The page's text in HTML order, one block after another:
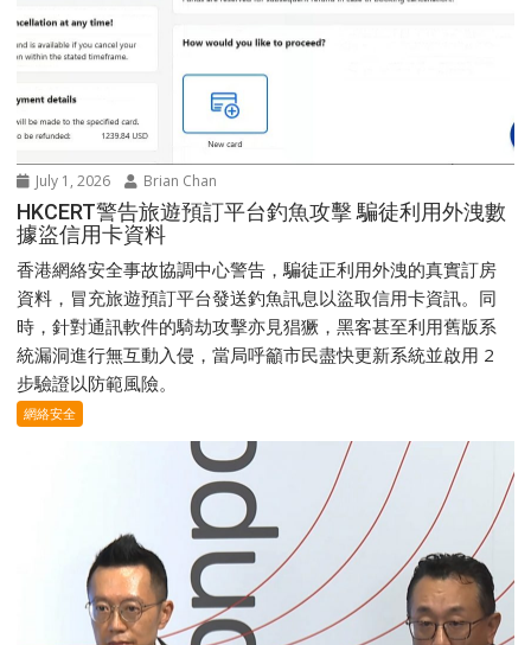
July 1, 2026 Brian Chan
HKCERT警告旅遊預訂平台釣魚攻擊 騙徒利用外洩數
據盜信用卡資料
香港網絡安全事故協調中心警告，騙徒正利用外洩的真實訂房
資料，冒充旅遊預訂平台發送釣魚訊息以盜取信用卡資訊。同
時，針對通訊軟件的騎劫攻擊亦見猖獗，黑客甚至利用舊版系
統漏洞進行無互動入侵，當局呼籲市民盡快更新系統並啟用 2
步驗證以防範風險。
網絡安全